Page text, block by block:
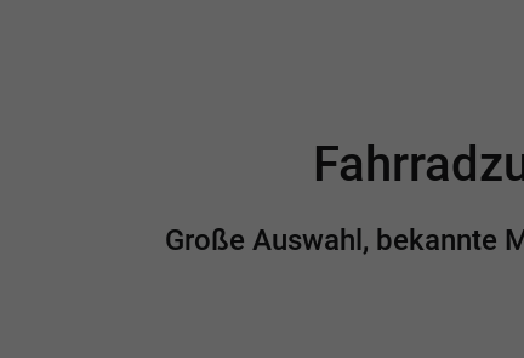
Große Auswahl, bekannte